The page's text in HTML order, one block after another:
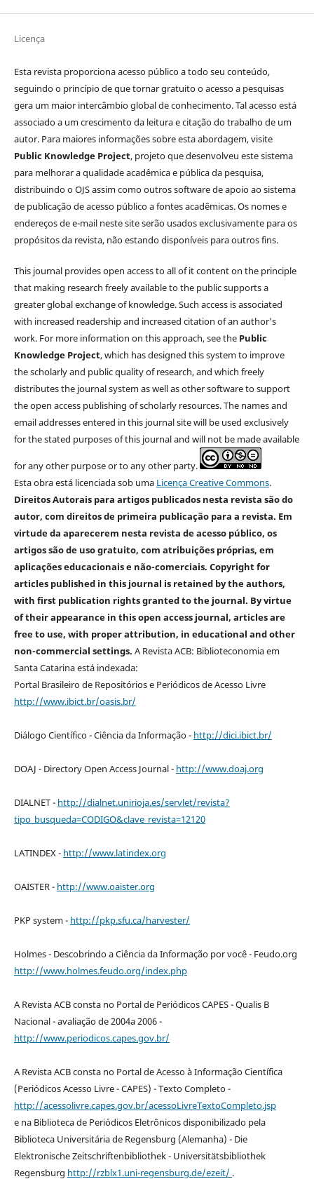
Licença
Esta revista proporciona acesso público a todo seu conteúdo,
seguindo o princípio de que tornar gratuito o acesso a pesquisas
gera um maior intercâmbio global de conhecimento. Tal acesso está
associado a um crescimento da leitura e citação do trabalho de um
autor. Para maiores informações sobre esta abordagem, visite
Public Knowledge Project, projeto que desenvolveu este sistema
para melhorar a qualidade acadêmica e pública da pesquisa,
distribuindo o OJS assim como outros software de apoio ao sistema
de publicação de acesso público a fontes acadêmicas. Os nomes e
endereços de e-mail neste site serão usados exclusivamente para os
propósitos da revista, não estando disponíveis para outros fins.
This journal provides open access to all of it content on the principle
that making research freely available to the public supports a
greater global exchange of knowledge. Such access is associated
with increased readership and increased citation of an author's
work. For more information on this approach, see the Public
Knowledge Project, which has designed this system to improve
the scholarly and public quality of research, and which freely
distributes the journal system as well as other software to support
the open access publishing of scholarly resources. The names and
email addresses entered in this journal site will be used exclusively
for the stated purposes of this journal and will not be made available
for any other purpose or to any other party.
Esta obra está licenciada sob uma Licença Creative Commons.
Direitos Autorais para artigos publicados nesta revista são do
autor, com direitos de primeira publicação para a revista. Em
virtude da aparecerem nesta revista de acesso público, os
artigos são de uso gratuito, com atribuições próprias, em
aplicações educacionais e não-comerciais. Copyright for
articles published in this journal is retained by the authors,
with first publication rights granted to the journal. By virtue
of their appearance in this open access journal, articles are
free to use, with proper attribution, in educational and other
non-commercial settings. A Revista ACB: Biblioteconomia em
Santa Catarina está indexada:
Portal Brasileiro de Repositórios e Periódicos de Acesso Livre
http://www.ibict.br/oasis.br/
Diálogo Científico - Ciência da Informação - http://dici.ibict.br/
DOAJ - Directory Open Access Journal - http://www.doaj.org
DIALNET - http://dialnet.unirioja.es/servlet/revista?
tipo_busqueda=CODIGO&clave_revista=12120
LATINDEX - http://www.latindex.org
OAISTER - http://www.oaister.org
PKP system - http://pkp.sfu.ca/harvester/
Holmes - Descobrindo a Ciência da Informação por você - Feudo.org
http://www.holmes.feudo.org/index.php
A Revista ACB consta no Portal de Periódicos CAPES - Qualis B
Nacional - avaliação de 2004a 2006 -
http://www.periodicos.capes.gov.br/
A Revista ACB consta no Portal de Acesso à Informação Científica
(Periódicos Acesso Livre - CAPES) - Texto Completo -
http://acessolivre.capes.gov.br/acessoLivreTextoCompleto.jsp
e na Biblioteca de Periódicos Eletrônicos disponibilizado pela
Biblioteca Universitária de Regensburg (Alemanha) - Die
Elektronische Zeitschriftenbibliothek - Universitätsbibliothek
Regensburg http://rzblx1.uni-regensburg.de/ezeit/ .